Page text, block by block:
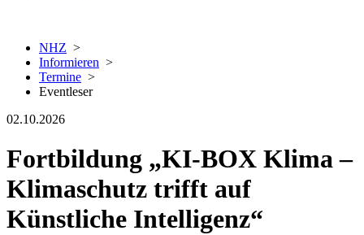
NHZ >
Informieren >
Termine >
Eventleser
02.10.2026
Fortbildung „KI-BOX Klima –
Klimaschutz trifft auf
Künstliche Intelligenz“